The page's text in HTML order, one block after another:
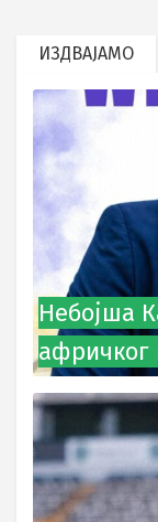
ИЗДВАЈАМО
Небојша
афричког